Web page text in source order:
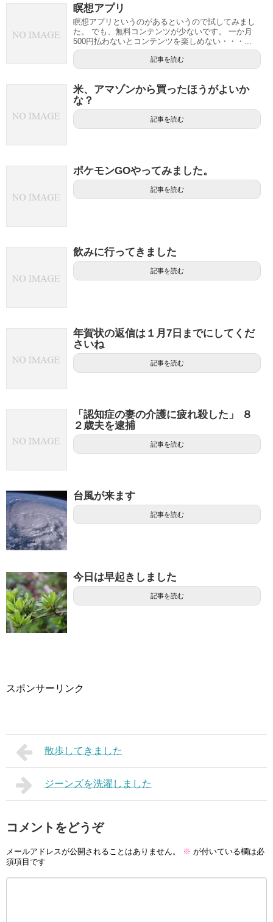
瞑想アプリ
瞑想アプリというのがあるというので試してみまし
た。 でも、無料コンテンツが少ないです。 一か月
500円払わないとコンテンツを楽しめない・・・...
記事を読む
米、アマゾンから買ったほうがよいか
な？
記事を読む
ポケモンGOやってみました。
記事を読む
飲みに行ってきました
記事を読む
年賀状の返信は１月7日までにしてくだ
さいね
記事を読む
「認知症の妻の介護に疲れ殺した」 ８
２歳夫を逮捕
記事を読む
台風が来ます
記事を読む
今日は早起きしました
記事を読む
スポンサーリンク
散歩してきました
ジーンズを洗濯しました
コメントをどうぞ
メールアドレスが公開されることはありません。 ※ が付いている欄は必
須項目です